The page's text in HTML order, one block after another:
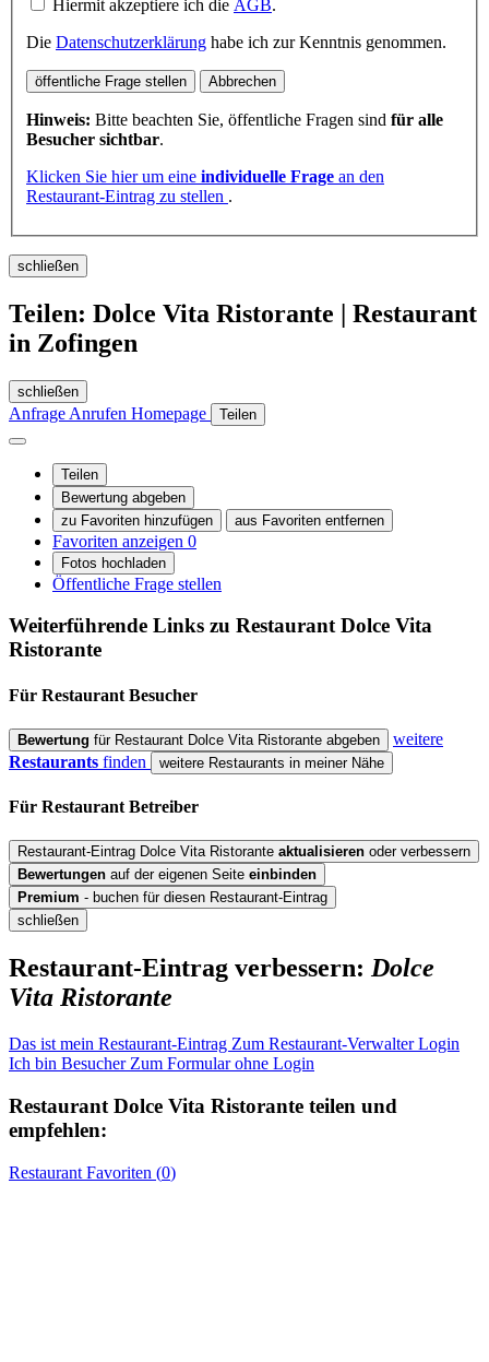
Hiermit akzeptiere ich die AGB.
Die Datenschutzerklärung habe ich zur Kenntnis genommen.
öffentliche Frage stellen Abbrechen
Hinweis: Bitte beachten Sie, öffentliche Fragen sind für alle
Besucher sichtbar.
Klicken Sie hier um eine individuelle Frage an den
Restaurant-Eintrag zu stellen .
schließen
Teilen: Dolce Vita Ristorante | Restaurant
in Zofingen
schließen
Anfrage Anrufen Homepage Teilen
Teilen
Bewertung abgeben
zu Favoriten hinzufügen
aus Favoriten entfernen
Favoriten anzeigen 0
Fotos hochladen
Öffentliche Frage stellen
Weiterführende Links zu RestaurantDolce Vita
Ristorante
Für Restaurant Besucher
Bewertung für Restaurant Dolce Vita Ristorante abgeben
weitere
Restaurants finden weitere Restaurants in meiner Nähe
Für Restaurant Betreiber
Restaurant-Eintrag Dolce Vita Ristorante aktualisieren oder verbessern
Bewertungen auf der eigenen Seite einbinden
Premium - buchen für diesen Restaurant-Eintrag
schließen
Restaurant-Eintrag verbessern: Dolce
Vita Ristorante
Das ist mein Restaurant-Eintrag Zum Restaurant-Verwalter Login
Ich bin Besucher Zum Formular ohne Login
Restaurant Dolce Vita Ristorante teilen und
empfehlen:
Restaurant Favoriten (0)